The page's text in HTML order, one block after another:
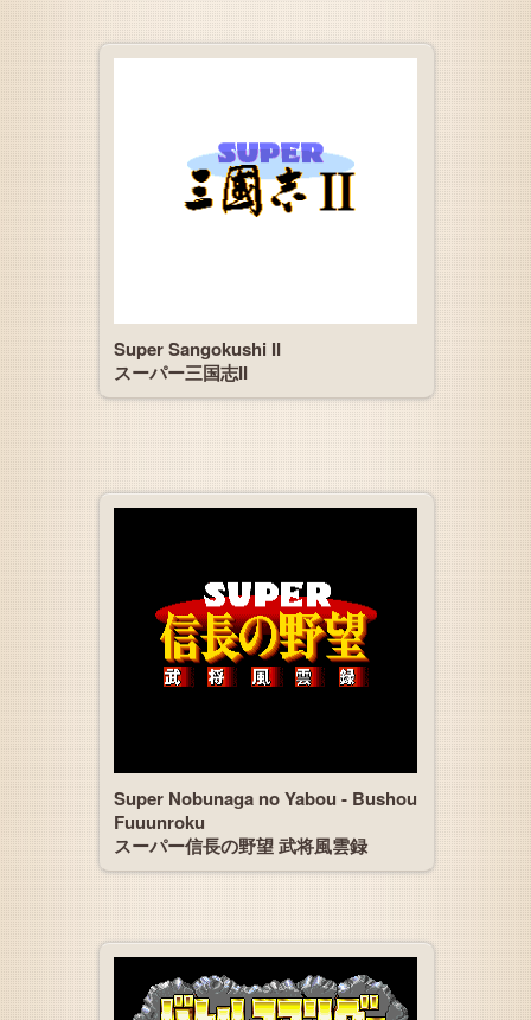
Super Sangokushi II
スーパー三国志II
Super Nobunaga no Yabou - Bushou
Fuuunroku
スーパー信長の野望 武将風雲録